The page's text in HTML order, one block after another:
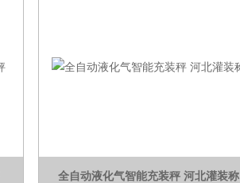
全自动液化气智能充装秤 河北灌装称